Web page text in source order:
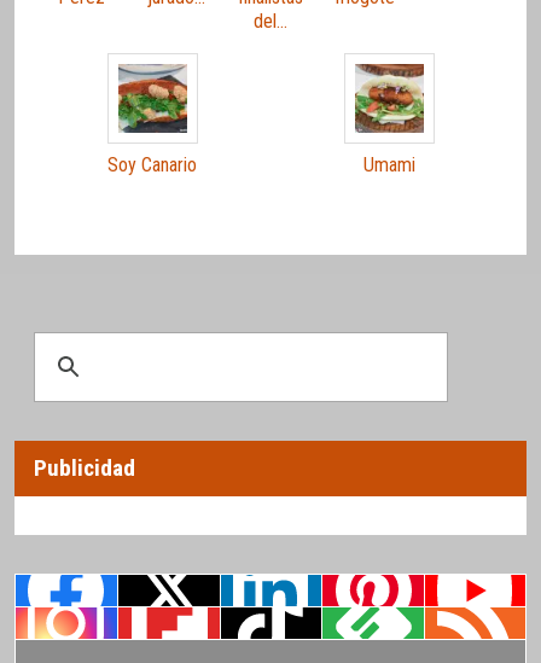
del…
Soy Canario Umami
Publicidad